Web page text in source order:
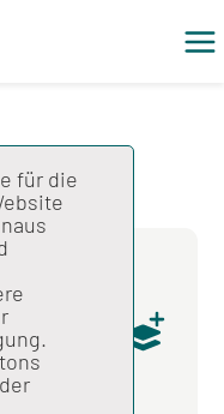
888 KB
für die